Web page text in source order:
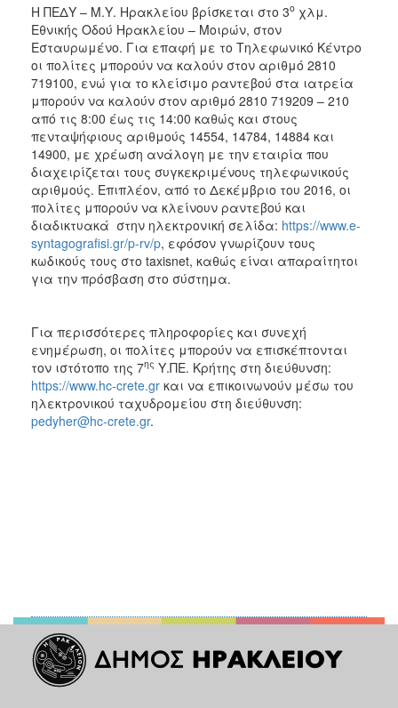
Η ΠΕΔΥ – Μ.Υ. Ηρακλείου βρίσκεται στο 3ο χλμ.
Εθνικής Οδού Ηρακλείου – Μοιρών, στον
Εσταυρωμένο. Για επαφή με το Τηλεφωνικό Κέντρο
οι πολίτες μπορούν να καλούν στον αριθμό 2810
719100, ενώ για το κλείσιμο ραντεβού στα ιατρεία
μπορούν να καλούν στον αριθμό 2810 719209 – 210
από τις 8:00 έως τις 14:00 καθώς και στους
πενταψήφιους αριθμούς 14554, 14784, 14884 και
14900, με χρέωση ανάλογη με την εταιρία που
διαχειρίζεται τους συγκεκριμένους τηλεφωνικούς
αριθμούς. Επιπλέον, από το Δεκέμβριο του 2016, οι
πολίτες μπορούν να κλείνουν ραντεβού και
διαδικτυακά στην ηλεκτρονική σελίδα: https://www.e-
syntagografisi.gr/p-rv/p, εφόσον γνωρίζουν τους
κωδικούς τους στο taxisnet, καθώς είναι απαραίτητοι
για την πρόσβαση στο σύστημα.
Για περισσότερες πληροφορίες και συνεχή
ενημέρωση, οι πολίτες μπορούν να επισκέπτονται
τον ιστότοπο της 7ης Υ.ΠΕ. Κρήτης στη διεύθυνση:
https://www.hc-crete.gr και να επικοινωνούν μέσω του
ηλεκτρονικού ταχυδρομείου στη διεύθυνση:
pedyher@hc-crete.gr.